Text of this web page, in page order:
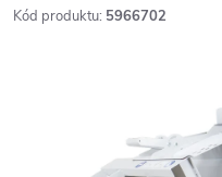
Kód produktu: 5966702